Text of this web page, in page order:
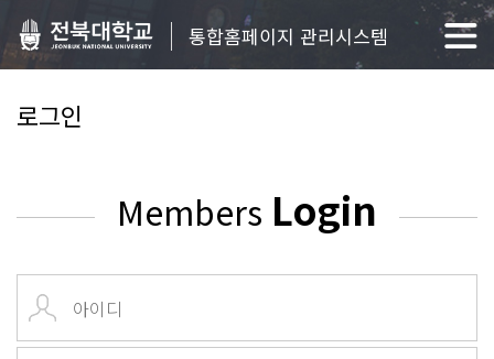
통합홈페이지 관리시스템
로그인
Members Login